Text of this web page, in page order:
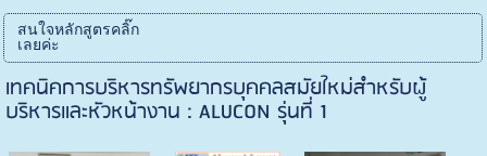
สนใจหลักสูตรคลิ๊ก
เลยค่ะ
เทคนิคการบริหารทรัพยากรบุคคลสมัยใหม่สำหรับผู้
บริหารและหัวหน้างาน : ALUCON รุ่นที่ 1